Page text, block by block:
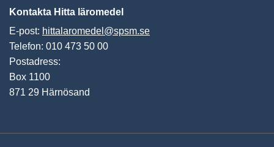
Kontakta Hitta läromedel
E-post: hittalaromedel@spsm.se
Telefon: 010 473 50 00
Postadress:
Box 1100
871 29 Härnösand